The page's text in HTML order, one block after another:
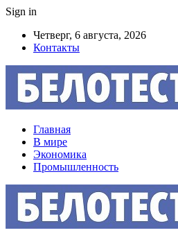
Sign in
Четверг, 6 августа, 2026
Контакты
Главная
В мире
Экономика
Промышленность